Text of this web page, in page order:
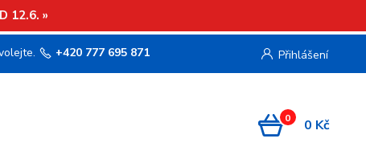
12.6. »
Přihlášení
+420 777 695 871
0 0 Kč